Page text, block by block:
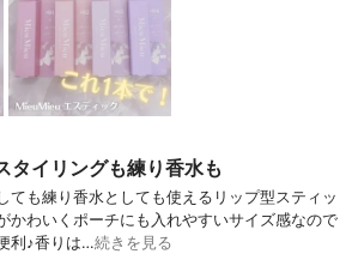
タイリングも練り香水も
ても練り香水としても使えるリップ型スティッ
かわいくポーチにも入れやすいサイズ感なので
利♪香りは…続きを見る